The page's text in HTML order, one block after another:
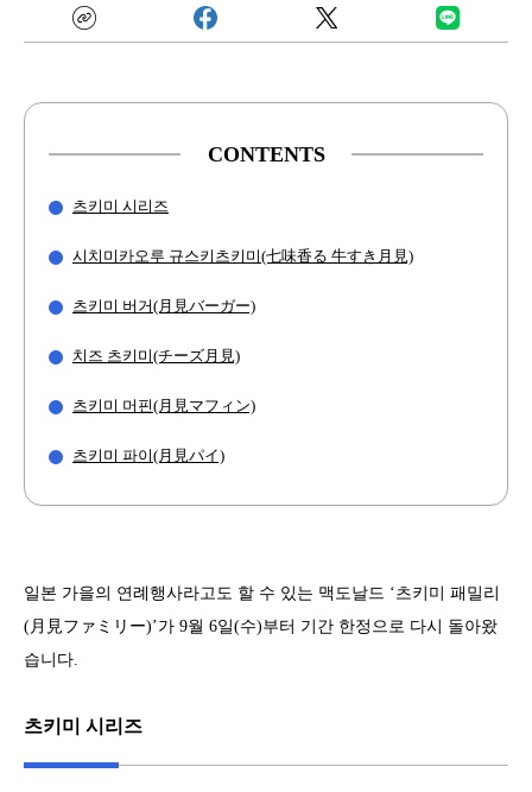
CONTENTS
츠키미 시리즈
시치미카오루 규스키츠키미(七味香る 牛すき月見)
츠키미 버거(月見バーガー)
치즈 츠키미(チーズ月見)
츠키미 머핀(月見マフィン)
츠키미 파이(月見パイ)
일본 가을의 연례행사라고도 할 수 있는 맥도날드 ‘츠키미 패밀리
(月見ファミリー)’가 9월 6일(수)부터 기간 한정으로 다시 돌아왔
습니다.
츠키미 시리즈